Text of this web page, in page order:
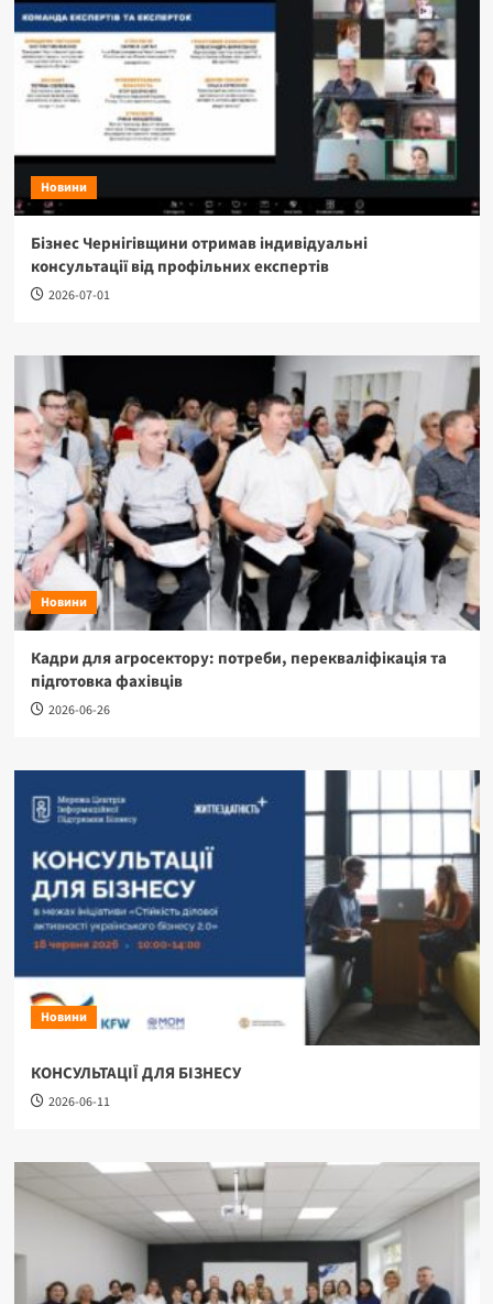
Новини
Бізнес Чернігівщини отримав індивідуальні
консультації від профільних експертів
2026-07-01
Новини
Кадри для агросектору: потреби, перекваліфікація та
підготовка фахівців
2026-06-26
Новини
КОНСУЛЬТАЦІЇ ДЛЯ БІЗНЕСУ
2026-06-11